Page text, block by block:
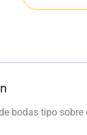
bodas tipo